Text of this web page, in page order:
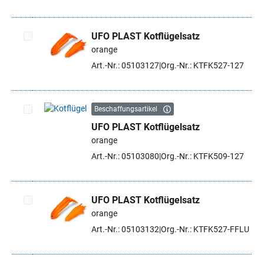
Artikel auswählen
UFO PLAST Kotflügelsatz
orange
Art.-Nr.: 05103127Org.-Nr.: KTFK527-127
Artikel auswählen
Beschaffungsartikel
UFO PLAST Kotflügelsatz
orange
Art.-Nr.: 05103080 Org.-Nr.: KTFK509-127
Artikel auswählen
UFO PLAST Kotflügelsatz
orange
Art.-Nr.: 05103132 Org.-Nr.: KTFK527-FFLU